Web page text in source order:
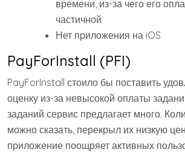
времени, из-за чего его
частичной
Нет приложения на iOS
PayForInstall (PFI)
PayForInstall стоило бы поставить
оценку из-за невысокой оплаты
заданий сервис предлагает много.
можно сказать, перекрыл их низкую
приложение поощряет активных